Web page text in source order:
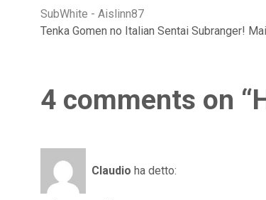
SubWhite - Aislinn87
Tenka Gomen no Italian Sentai Subranger!
4 comments on
Claudio ha detto: